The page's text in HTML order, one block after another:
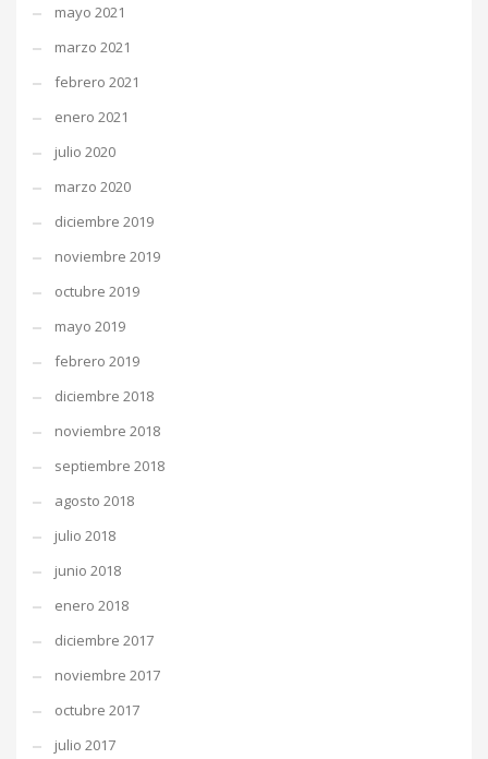
mayo 2021
marzo 2021
febrero 2021
enero 2021
julio 2020
marzo 2020
diciembre 2019
noviembre 2019
octubre 2019
mayo 2019
febrero 2019
diciembre 2018
noviembre 2018
septiembre 2018
agosto 2018
julio 2018
junio 2018
enero 2018
diciembre 2017
noviembre 2017
octubre 2017
julio 2017